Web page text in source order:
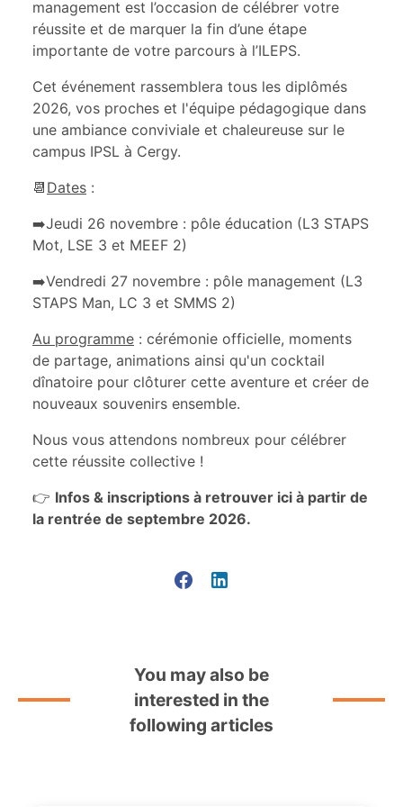
management est l’occasion de célébrer votre
réussite et de marquer la fin d’une étape
importante de votre parcours à l’ILEPS.
Cet événement rassemblera tous les diplômés
2026, vos proches et l'équipe pédagogique dans
une ambiance conviviale et chaleureuse sur le
campus IPSL à Cergy.
📆 Dates :
➡️Jeudi 26 novembre : pôle éducation (L3 STAPS
Mot, LSE 3 et MEEF 2)
➡️Vendredi 27 novembre : pôle management (L3
STAPS Man, LC 3 et SMMS 2)
Au programme : cérémonie officielle, moments
de partage, animations ainsi qu'un cocktail
dînatoire pour clôturer cette aventure et créer de
nouveaux souvenirs ensemble.
Nous vous attendons nombreux pour célébrer
cette réussite collective !
👉 Infos & inscriptions à retrouver ici à partir de
la rentrée de septembre 2026.
You may also be
interested in the
following articles